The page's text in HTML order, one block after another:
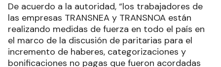
De acuerdo a la autoridad, “los trabajadores de
las empresas TRANSNEA y TRANSNOA están
realizando medidas de fuerza en todo el país en
el marco de la discusión de paritarias para el
incremento de haberes, categorizaciones y
bonificaciones no pagas que fueron acordadas